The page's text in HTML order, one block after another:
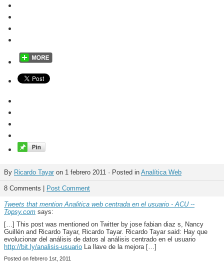
By Ricardo Tayar on 1 febrero 2011 · Posted in Analítica Web
8 Comments | Post Comment
Tweets that mention Analitica web centrada en el usuario - ACU --
Topsy.com says:
[…] This post was mentioned on Twitter by jose fabian diaz s, Nancy
Guillén and Ricardo Tayar, Ricardo Tayar. Ricardo Tayar said: Hay que
evolucionar del análisis de datos al análisis centrado en el usuario
http://bit.ly/analisis-usuario La llave de la mejora […]
Posted on febrero 1st, 2011